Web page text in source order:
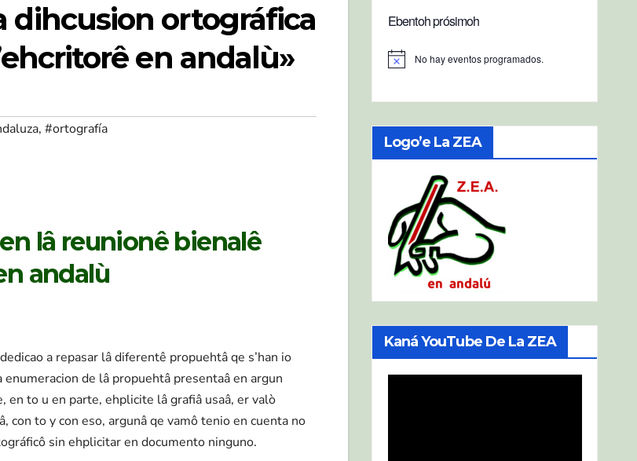
dihcusion ortográfica
en andalù»
, #ortografía
lâ reunionê bienalê
andalù
a repasar lâ diferentê propuehtâ qe s’han io
de lâ propuehtâ presentaâ en argun
en to u en parte, ehplicite lâ grafiâ usaâ, er valò
con to y con eso, argunâ qe vamô tenio en cuenta no
sin ehplicitar en documento ninguno.
Ebentoh prósimoh
s
No hay eventos programados.
Logo’e La ZEA
Kaná YouTube De La ZEA